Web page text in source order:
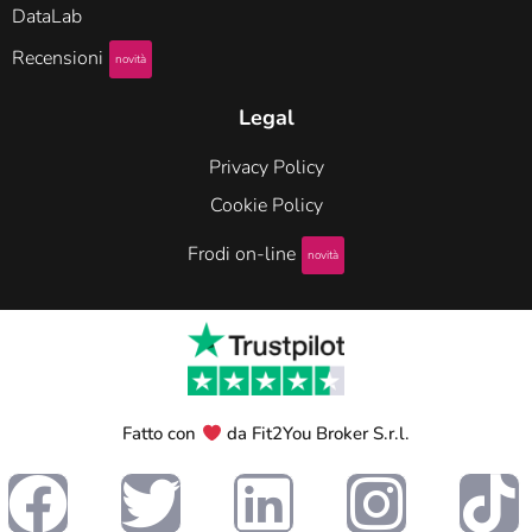
DataLab
Recensioni
novità
Legal
Privacy Policy
Cookie Policy
Frodi on-line
novità
Fatto con da Fit2You Broker S.r.l.